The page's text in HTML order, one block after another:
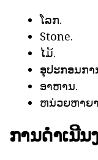
ໂລກ.
Stone.
ໄມ້.
ອຸປະກອນກ
ອາຫານ.
ຫນ່ວຍຫາຍ
ການດໍາເນີ